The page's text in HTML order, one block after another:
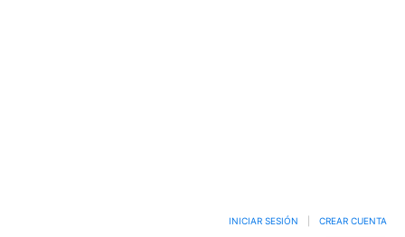
INICIAR SESIÓN CREAR CUENTA